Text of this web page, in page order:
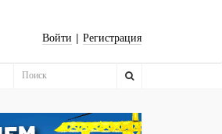
Войти | Регистрация